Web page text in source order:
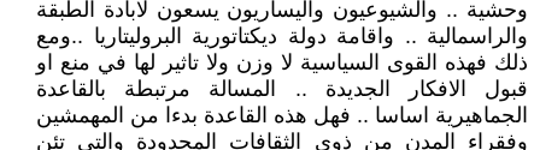
وحشية .. والشيوعيون واليساريون يسعون لابادة الطبقة
والراسمالية .. واقامة دولة ديكتاتورية البروليتاريا ..ومع
ذلك فهذه القوى السياسية لا وزن ولا تاثير لها في منع او
قبول الافكار الجديدة .. المسالة مرتبطة بالقاعدة
الجماهيرية اساسا .. فهل هذه القاعدة بدءا من المهمشين
وفقراء المدن من ذوي الثقافات المحدودة والتي تئن